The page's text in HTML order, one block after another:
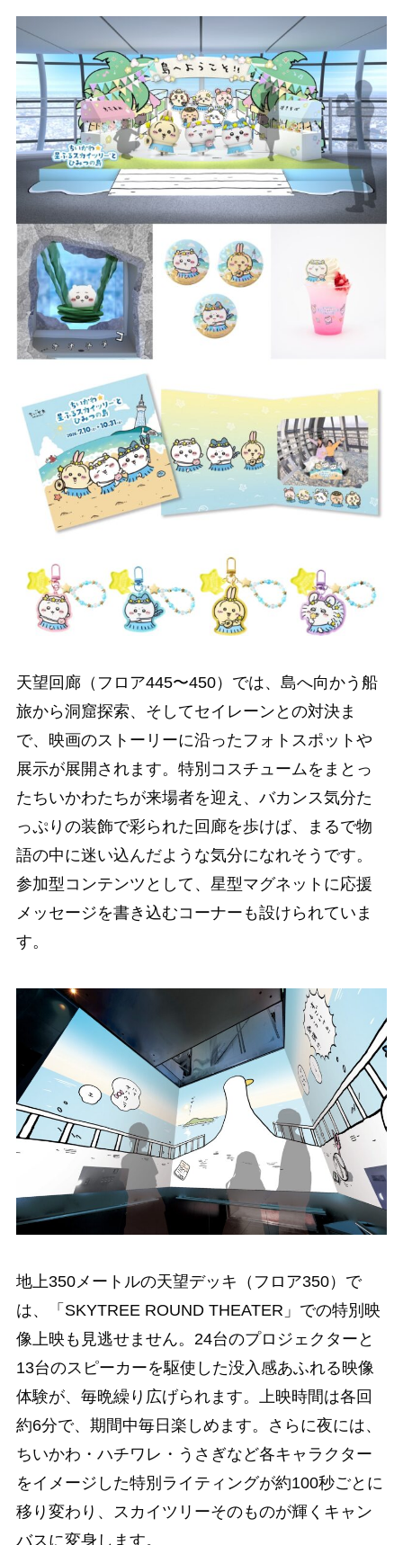
天望回廊（フロア445〜450）では、島へ向かう船
旅から洞窟探索、そしてセイレーンとの対決ま
で、映画のストーリーに沿ったフォトスポットや
展示が展開されます。特別コスチュームをまとっ
たちいかわたちが来場者を迎え、バカンス気分た
っぷりの装飾で彩られた回廊を歩けば、まるで物
語の中に迷い込んだような気分になれそうです。
参加型コンテンツとして、星型マグネットに応援
メッセージを書き込むコーナーも設けられていま
す。
地上350メートルの天望デッキ（フロア350）で
は、「SKYTREE ROUND THEATER」での特別映
像上映も見逃せません。24台のプロジェクターと
13台のスピーカーを駆使した没入感あふれる映像
体験が、毎晩繰り広げられます。上映時間は各回
約6分で、期間中毎日楽しめます。さらに夜には、
ちいかわ・ハチワレ・うさぎなど各キャラクター
をイメージした特別ライティングが約100秒ごとに
移り変わり、スカイツリーそのものが輝くキャン
バスに変身します。